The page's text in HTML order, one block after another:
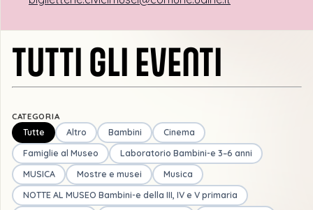
TUTTI GLI EVENTI
CATEGORIA
Tutte
Altro Bambini
Cinema
Famiglie al Museo
Laboratorio Bambini-e 3–6 anni
MUSICA
Mostre e musei
Musica
NOTTE AL MUSEO Bambini-e della III, IV e V primaria